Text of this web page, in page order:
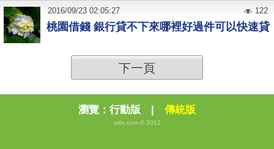
桃園借錢 銀行貸不下來哪裡好過件可以快速貸
2016/09/23 02:05:27 122
下一頁
瀏覽： 行動版 | 傳統版
udn.com © 2012